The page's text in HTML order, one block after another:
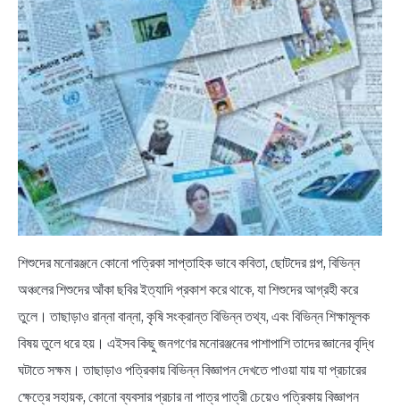
শিশুদের মনোরঞ্জনে কোনো পত্রিকা সাপ্তাহিক ভাবে কবিতা, ছোটদের গল্প, বিভিন্ন
অঞ্চলের শিশুদের আঁকা ছবির ইত্যাদি প্রকাশ করে থাকে, যা শিশুদের আগ্রহী করে
তুলে। তাছাড়াও রান্না বান্না, কৃষি সংক্রান্ত বিভিন্ন তথ্য, এবং বিভিন্ন শিক্ষামূলক
বিষয় তুলে ধরে হয়। এইসব কিছু জনগণের মনোরঞ্জনের পাশাপাশি তাদের জ্ঞানের বৃদ্ধি
ঘটাতে সক্ষম। তাছাড়াও পত্রিকায় বিভিন্ন বিজ্ঞাপন দেখতে পাওয়া যায় যা প্রচারের
ক্ষেত্রে সহায়ক, কোনো ব্যবসার প্রচার না পাত্র পাত্রী চেয়েও পত্রিকায় বিজ্ঞাপন